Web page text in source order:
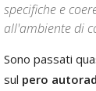
specifiche e
all'ambiente di
Sono passati
sul pero